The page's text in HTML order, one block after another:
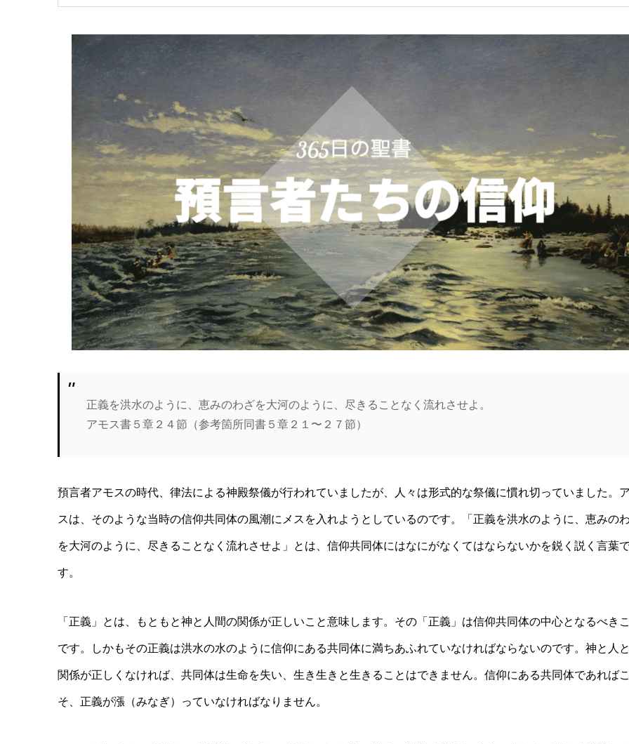
正義を洪水のように、恵みのわざを大河のように、尽きることなく流れさせよ。
アモス書５章２４節（参考箇所同書５章２１〜２７節）
預言者アモスの時代、律法による神殿祭儀が行われていましたが、人々は形式的な祭儀に慣れ切っていました。
スは、そのような当時の信仰共同体の風潮にメスを入れようとしているのです。「正義を洪水のように、恵みの
を大河のように、尽きることなく流れさせよ」とは、信仰共同体にはなにがなくてはならないかを鋭く説く言葉
す。
「正義」とは、もともと神と人間の関係が正しいこと意味します。その「正義」は信仰共同体の中心となるべき
です。しかもその正義は洪水の水のように信仰にある共同体に満ちあふれていなければならないのです。神と人
関係が正しくなければ、共同体は生命を失い、生き生きと生きることはできません。信仰にある共同体であれば
そ、正義が漲（みなぎ）っていなければなりません。